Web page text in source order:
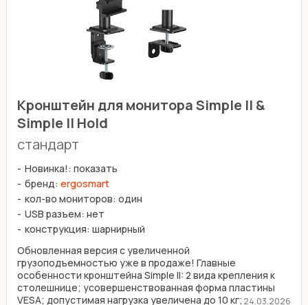
Кронштейн для монитора Simple II &
Simple II Hold
стандарт
Новинка!: показать
бренд: ergosmart
кол-во мониторов: один
USB разъем: нет
конструкция: шарнирный
Обновленная версия с увеличенной
грузоподъемностью уже в продаже! Главные
особенности кронштейна Simple II: 2 вида крепления к
столешнице; усовершенствованная форма пластины
VESA; допустимая нагрузка увеличена до 10 кг; 24.03.2026